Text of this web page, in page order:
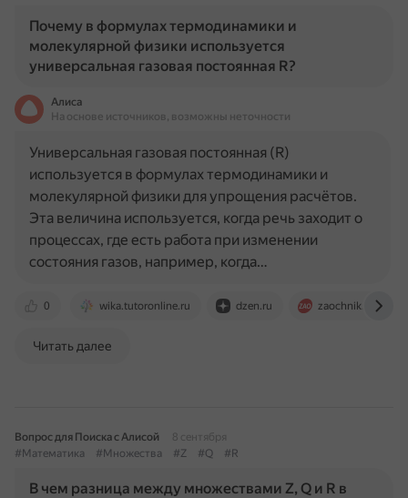
Почему в формулах термодинамики и
молекулярной физики используется
универсальная газовая постоянная R?
Алиса
На основе источников, возможны неточности
0 wika.tutoronline.ru dzen.ru zaochnik.ru
Универсальная газовая постоянная (R)
используется в формулах термодинамики и
молекулярной физики для упрощения расчётов.
Эта величина используется, когда речь заходит о
процессах, где есть работа при изменении
состояния газов, например, когда…
Читать далее
Вопрос для Поиска с Алисой
8 сентября
#Математика
#Множества #Z #Q #R
В чем разница между множествами Z, Q и R в